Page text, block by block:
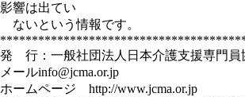
影響は出てい
ないという情報です。
発 行：一般社団法人日本介護支援専門員
メールinfo@jcma.or.jp
ホームページ http://www.jcma.or.jp